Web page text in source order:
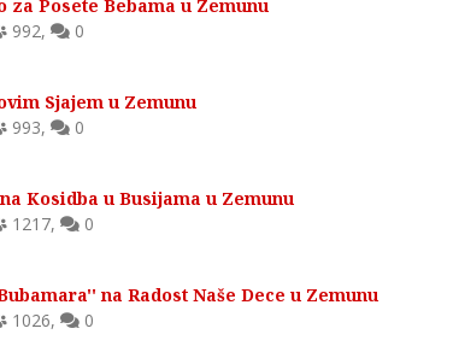
za Posete Bebama u Zemunu
992, 0
Sjajem u Zemunu
993, 0
Kosidba u Busijama u Zemunu
1217, 0
na Radost Naše Dece u Zemunu
1026, 0